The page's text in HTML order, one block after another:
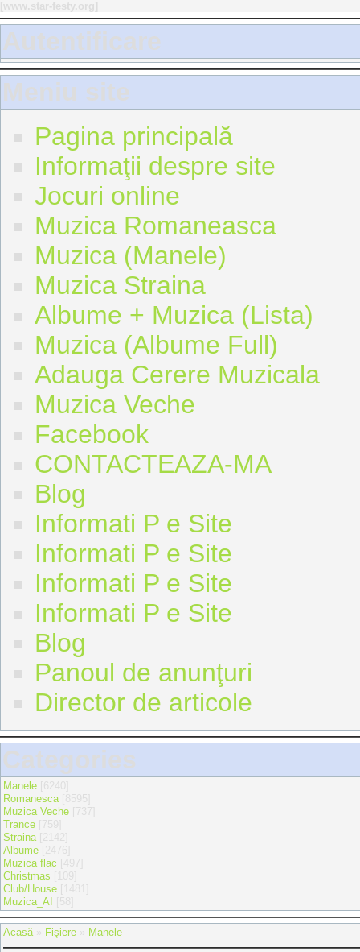
Autentificare
Meniu site
Pagina principală
Informaţii despre site
Jocuri online
Muzica Romaneasca
Muzica (Manele)
Muzica Straina
Albume + Muzica (Lista)
Muzica (Albume Full)
Adauga Cerere Muzicala
Muzica Veche
Facebook
CONTACTEAZA-MA
Blog
Informati P e Site
Informati P e Site
Informati P e Site
Informati P e Site
Blog
Panoul de anunţuri
Director de articole
Categories
Manele
Romanesca
Muzica Veche
Trance
Straina
Albume
Muzica flac
Christmas
Club/House
Muzica_AI
Acasă» Fişiere Manele